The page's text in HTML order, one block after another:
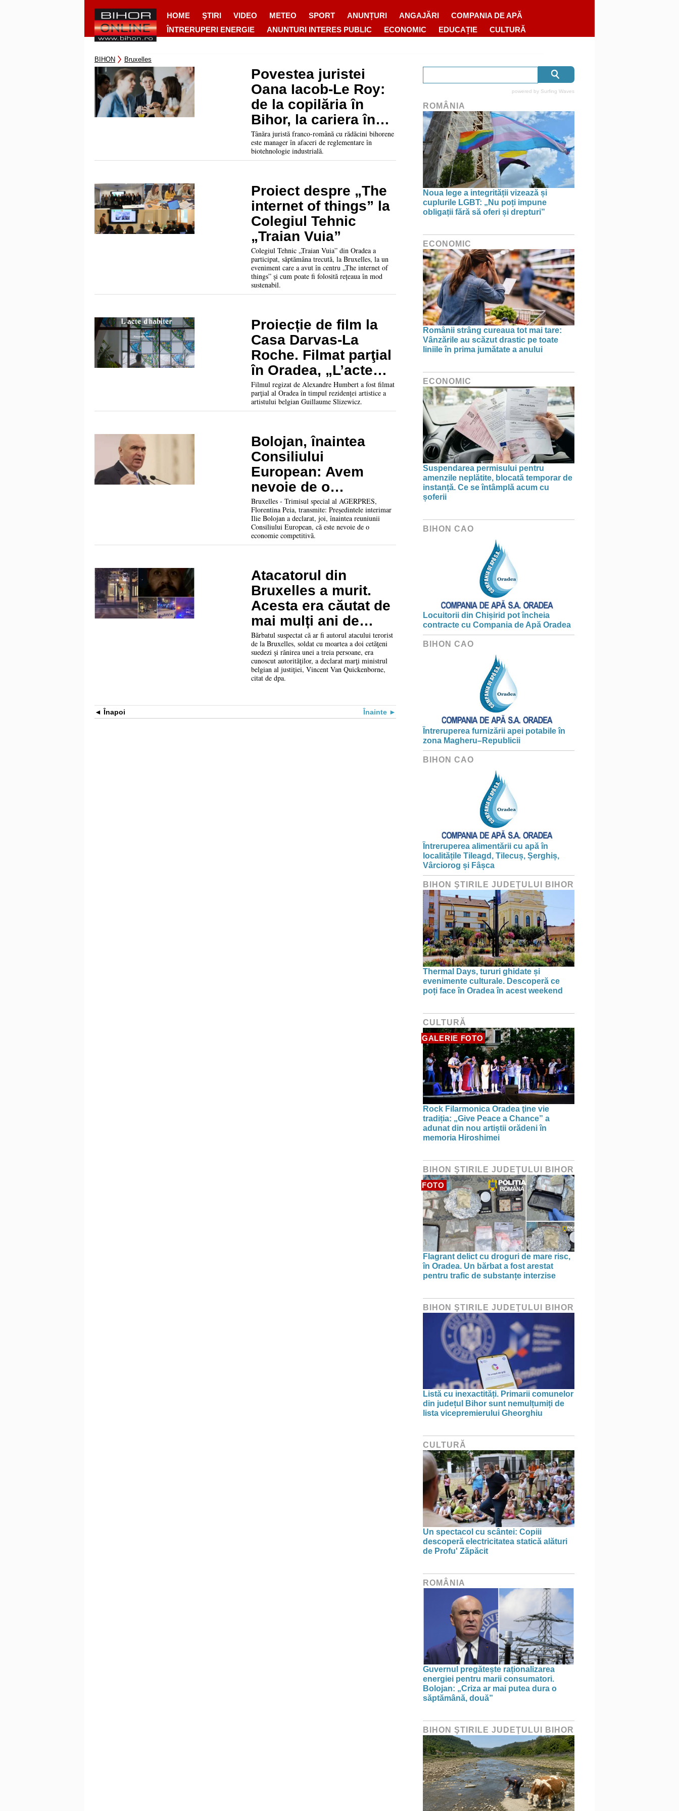
HOME ŞTIRI VIDEO METEO SPORT ANUNȚURI ANGAJĂRI
COMPANIA DE APĂ
ÎNTRERUPERI ENERGIE
ANUNTURI INTERES PUBLIC ECONOMIC EDUCAȚIE CULTURĂ
BIHON Bruxelles
Povestea juristei
Oana Iacob-Le Roy:
de la copilăria în
Bihor, la cariera în
instituțiile europene
Tânăra juristă franco-română cu rădăcini bihorene
este manager în afaceri de reglementare în
biotehnologie industrială.
Proiect despre „The
internet of things” la
Colegiul Tehnic
„Traian Vuia”
Colegiul Tehnic „Traian Vuia” din Oradea a
participat, săptămâna trecută, la Bruxelles, la un
eveniment care a avut în centru „The internet of
things” și cum poate fi folosită rețeaua în mod
sustenabil.
Proiecție de film la
Casa Darvas-La
Roche. Filmat parţial
în Oradea, „L’acte
d’habiter” va putea fi
văzut până la
sfârșitul anului
Filmul regizat de Alexandre Humbert a fost filmat
parţial al Oradea în timpul rezidenței artistice a
artistului belgian Guillaume Slizewicz.
Bolojan, înaintea
Consiliului
European: Avem
nevoie de o
economie
competitivă
Bruxelles - Trimisul special al AGERPRES,
Florentina Peia, transmite: Președintele interimar
Ilie Bolojan a declarat, joi, înaintea reuniunii
Consiliului European, că este nevoie de o
economie competitivă.
Atacatorul din
Bruxelles a murit.
Acesta era căutat de
mai mulți ani de
polițiști
Bărbatul suspectat că ar fi autorul atacului terorist
de la Bruxelles, soldat cu moartea a doi cetăţeni
suedezi şi rănirea unei a treia persoane, era
cunoscut autorităţilor, a declarat marţi ministrul
belgian al justiţiei, Vincent Van Quickenborne,
citat de dpa.
Înapoi Înainte
powered by Surfing Waves
ROMÂNIA
Noua lege a integrității vizează și
cuplurile LGBT: „Nu poți impune
obligații fără să oferi și drepturi”
ECONOMIC
Românii strâng cureaua tot mai tare:
Vânzările au scăzut drastic pe toate
liniile în prima jumătate a anului
ECONOMIC
Suspendarea permisului pentru
amenzile neplătite, blocată temporar de
instanță. Ce se întâmplă acum cu
șoferii
BIHON CAO
Locuitorii din Chișirid pot încheia
contracte cu Compania de Apă Oradea
BIHON CAO
Întreruperea furnizării apei potabile în
zona Magheru–Republicii
BIHON CAO
Întreruperea alimentării cu apă în
localitățile Tileagd, Tilecuș, Șerghiș,
Vârciorog și Fâșca
BIHON ŞTIRILE JUDEŢULUI BIHOR
Thermal Days, tururi ghidate și
evenimente culturale. Descoperă ce
poți face în Oradea în acest weekend
CULTURĂ
GALERIE FOTO
Rock Filarmonica Oradea ţine vie
tradiția: „Give Peace a Chance” a
adunat din nou artiștii orădeni în
memoria Hiroshimei
BIHON ŞTIRILE JUDEŢULUI BIHOR
FOTO
Flagrant delict cu droguri de mare risc,
în Oradea. Un bărbat a fost arestat
pentru trafic de substanțe interzise
BIHON ŞTIRILE JUDEŢULUI BIHOR
Listă cu inexactități. Primarii comunelor
din județul Bihor sunt nemulțumiți de
lista vicepremierului Gheorghiu
CULTURĂ
Un spectacol cu scântei: Copiii
descoperă electricitatea statică alături
de Profu' Zăpăcit
ROMÂNIA
Guvernul pregătește raționalizarea
energiei pentru marii consumatori.
Bolojan: „Criza ar mai putea dura o
săptămână, două”
BIHON ŞTIRILE JUDEŢULUI BIHOR